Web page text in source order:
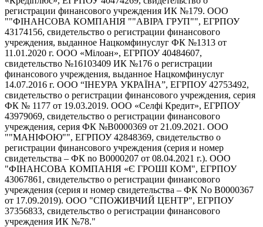
регистрации финансового учреждения ИК №179. ООО
""ФІНАНСОВА КОМПАНІЯ ""АВІРА ГРУП"", ЕГРПОУ
43174156, свидетельство о регистрации финансового
учреждения, выданное Нацкомфинуслуг ФК №1313 от
11.01.2020 г. ООО «Мілоан», ЕГРПОУ 40484607,
свидетельство №16103409 ИК №176 о регистрации
финансового учреждения, выданное Нацкомфинуслуг
14.07.2016 г. ООО “ІНЕУРА УКРАЇНА”, ЕГРПОУ 42753492,
свидетельство о регистрации финансового учреждения, серия
ФК № 1177 от 19.03.2019. ООО «Селфі Кредит», ЕГРПОУ
43979069, свидетельство о регистрации финансового
учреждения, серия ФК №В0000369 от 21.09.2021. ООО
""МАНІФОЮ"", ЕГРПОУ 42848369, свидетельство о
регистрации финансового учреждения (серия и номер
свидетельства – ФК no В0000207 от 08.04.2021 г.). ООО
"ФІНАНСОВА КОМПАНІЯ «Є ГРОШІ КОМ", ЕГРПОУ
43067861, свидетельство о регистрации финансового
учреждения (серия и номер свидетельства – ФК No В0000367
от 17.09.2019). ООО "СПОЖИВЧИЙ ЦЕНТР", ЕГРПОУ
37356833, свидетельство о регистрации финансового
учреждения ИК №78."